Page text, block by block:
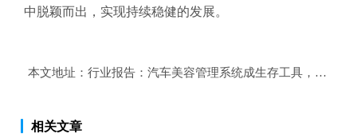
中脱颖而出，实现持续稳健的发展。
本文地址： 行业报告：汽车美容管理系统成生存工具，你还在
相关文章